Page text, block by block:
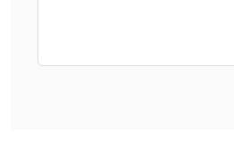
beforehand to avoid surprises. For